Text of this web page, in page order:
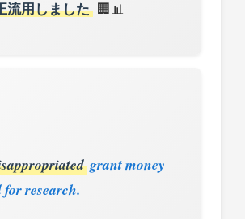
流用しました🏢📊
grant money
research.